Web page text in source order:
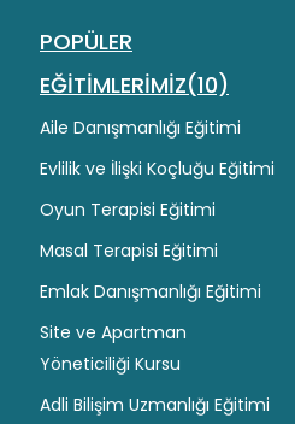
POPÜLER
EĞİTİMLERİMİZ(10)
Aile Danışmanlığı Eğitimi
Evlilik ve İlişki Koçluğu Eğitimi
Oyun Terapisi Eğitimi
Masal Terapisi Eğitimi
Emlak Danışmanlığı Eğitimi
Site ve Apartman
Yöneticiliği Kursu
Adli Bilişim Uzmanlığı Eğitimi